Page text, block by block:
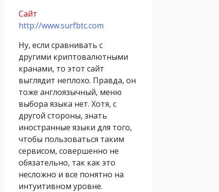
Сайт
http://www.surfbtc.com
Ну, если сравнивать с
другими криптовалютными
кранами, то этот сайт
выглядит неплохо. Правда, он
тоже англоязычный, меню
выбора языка нет. Хотя, с
другой стороны, знать
иностранные языки для того,
чтобы пользоваться таким
сервисом, совершенно не
обязательно, так как это
несложно и все понятно на
интуитивном уровне.